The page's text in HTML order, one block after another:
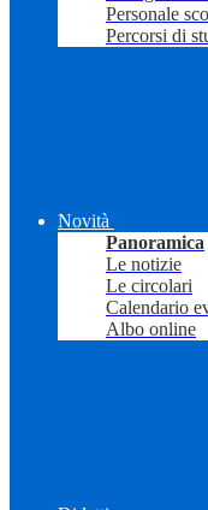
Personale
Percorsi di
Novità
Panoramica
Le notizie
Le circolari
Calendario
Albo online